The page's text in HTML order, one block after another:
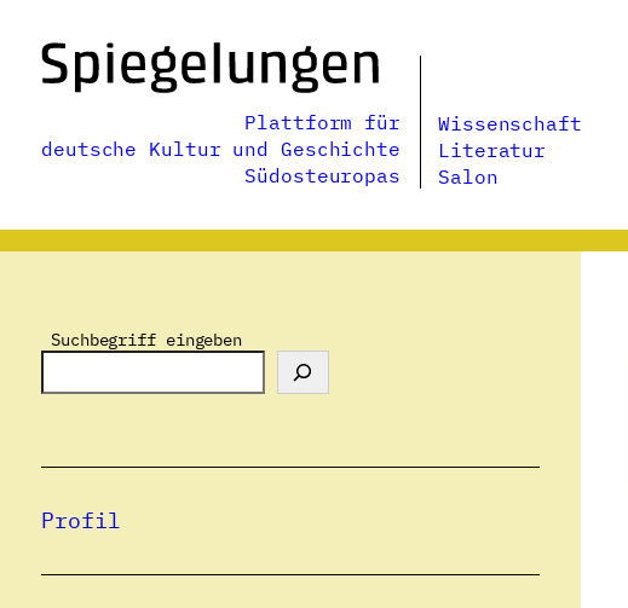
Inhalt
springen
Plattform für
deutsche Kultur und Geschichte
Südosteuropas
Wissenschaft
Literatur
Salon
Suchbegriff eingeben
Profil